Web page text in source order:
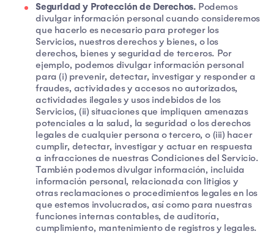
Seguridad y Protección de Derechos. Podemos
divulgar información personal cuando consideremos
que hacerlo es necesario para proteger los
Servicios, nuestros derechos y bienes, o los
derechos, bienes y seguridad de terceros. Por
ejemplo, podemos divulgar información personal
para (i) prevenir, detectar, investigar y responder a
fraudes, actividades y accesos no autorizados,
actividades ilegales y usos indebidos de los
Servicios, (ii) situaciones que impliquen amenazas
potenciales a la salud, la seguridad o los derechos
legales de cualquier persona o tercero, o (iii) hacer
cumplir, detectar, investigar y actuar en respuesta
a infracciones de nuestras Condiciones del Servicio.
También podemos divulgar información, incluida
información personal, relacionada con litigios y
otras reclamaciones o procedimientos legales en los
que estemos involucrados, así como para nuestras
funciones internas contables, de auditoría,
cumplimiento, mantenimiento de registros y legales.